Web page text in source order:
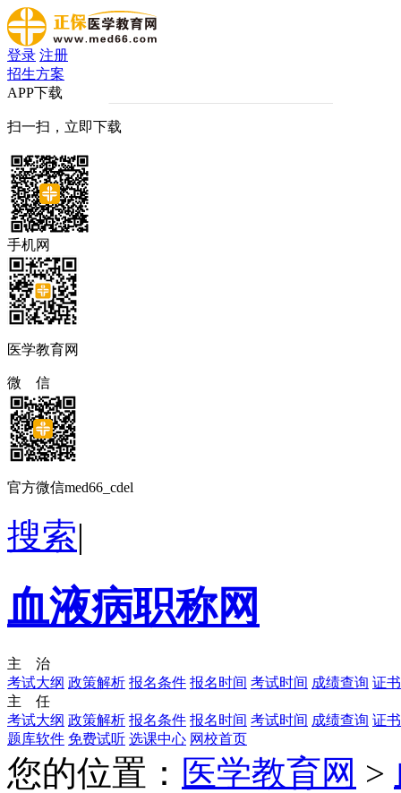
登录 注册
招生方案
APP下载
扫一扫，立即下载
手机网
医学教育网
微 信
官方微信med66_cdel
搜索|
血液病职称网
主 治
考试大纲 政策解析 报名条件 报名时间 考试时间 成绩查询 证
主 任
考试大纲 政策解析 报名条件 报名时间 考试时间 成绩查询 证
题库软件 免费试听 选课中心 网校首页
您的位置： 医学教育网 >